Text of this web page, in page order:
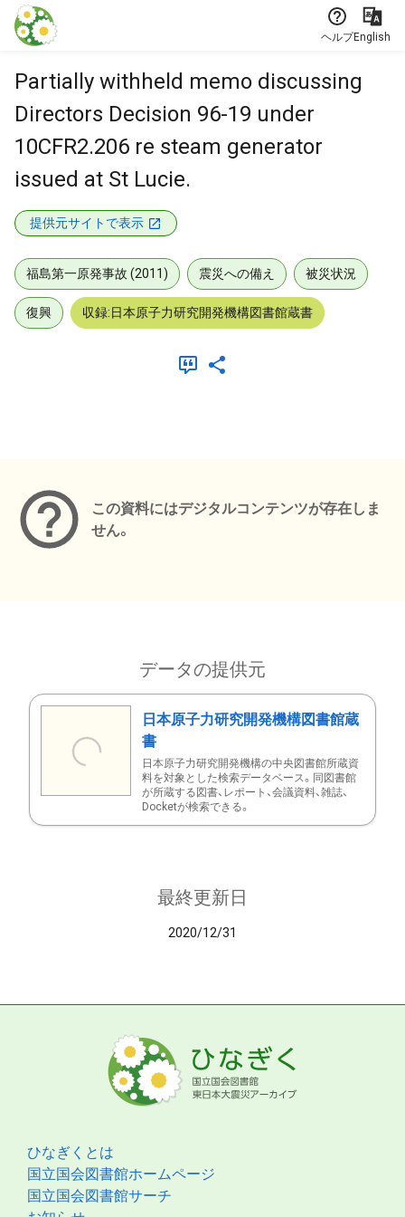
本文に飛ぶ
ヘルプEnglish
Partially withheld memo discussing
Directors Decision 96-19 under
10CFR2.206 re steam generator
issued at St Lucie.
提供元サイトで表示
福島第一原発事故 (2011) 震災への備え 被災状況
復興 収録:日本原子力研究開発機構図書館蔵書
この資料にはデジタルコンテンツが存在しま
せん。
データの提供元
日本原子力研究開発機構図書館蔵
書
日本原子力研究開発機構の中央図書館所蔵資
料を対象とした検索データベース。同図書館
が所蔵する図書、レポート、会議資料、雑誌、
Docketが検索できる。
最終更新日
2020/12/31
ひなぎくとは
国立国会図書館ホームページ
国立国会図書館サーチ